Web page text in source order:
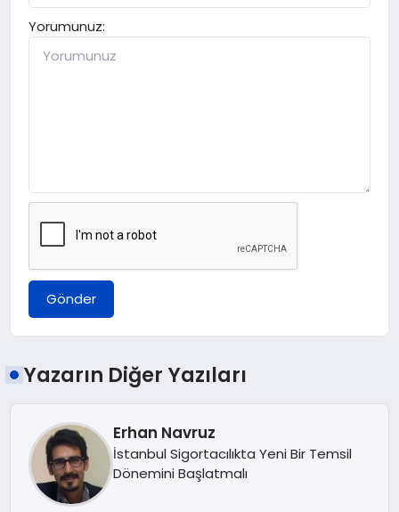
Yorumunuz:
Gönder
Yazarın Diğer Yazıları
Erhan Navruz
İstanbul Sigortacılıkta Yeni Bir Temsil
Dönemini Başlatmalı